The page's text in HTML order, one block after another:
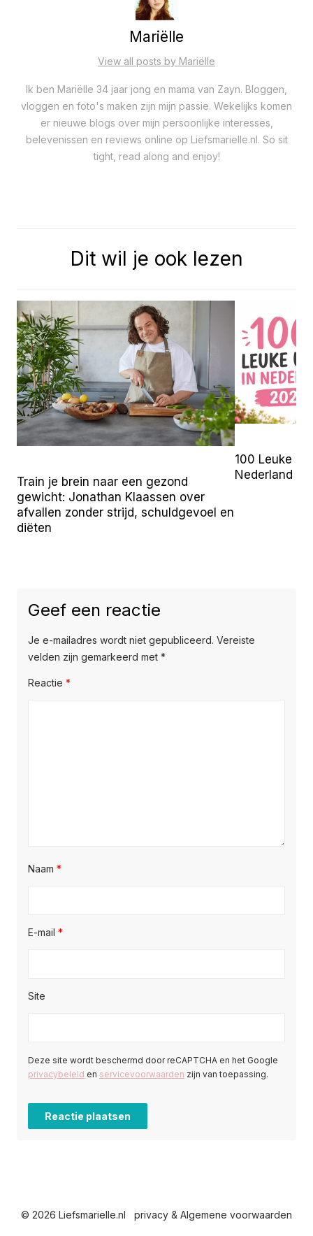
Mariëlle
View all posts by Mariëlle
Ik ben Mariëlle 34 jaar jong en mama van Zayn. Bloggen,
vloggen en foto's maken zijn mijn passie. Wekelijks komen
er nieuwe blogs over mijn persoonlijke interesses,
belevenissen en reviews online op Liefsmarielle.nl. So sit
tight, read along and enjoy!
Dit wil je ook lezen
Train je brein naar een gezond
gewicht: Jonathan Klaassen over
afvallen zonder strijd, schuldgevoel en
diëten
100 Leuke
Nederland
Geef een reactie
Je e-mailadres wordt niet gepubliceerd. Vereiste
velden zijn gemarkeerd met *
Reactie *
Naam *
E-mail *
Site
Deze site wordt beschermd door reCAPTCHA en het Google
privacybeleid en servicevoorwaarden zijn van toepassing.
© 2026 Liefsmarielle.nl privacy & Algemene voorwaarden